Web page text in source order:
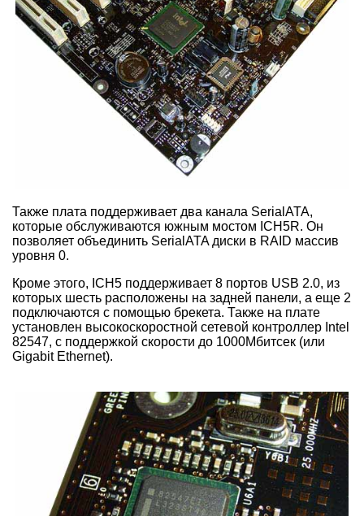
Также плата поддерживает два канала SerialATA,
которые обслуживаются южным мостом ICH5R. Он
позволяет объединить SerialATA диски в RAID массив
уровня 0.
Кроме этого, ICH5 поддерживает 8 портов USB 2.0, из
которых шесть расположены на задней панели, а еще 2
подключаются с помощью брекета. Также на плате
установлен высокоскоростной сетевой контроллер Intel
82547, c поддержкой скорости до 1000Мбитсек (или
Gigabit Ethernet).